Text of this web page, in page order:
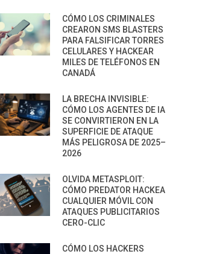
CÓMO LOS CRIMINALES
CREARON SMS BLASTERS
PARA FALSIFICAR TORRES
CELULARES Y HACKEAR
MILES DE TELÉFONOS EN
CANADÁ
LA BRECHA INVISIBLE:
CÓMO LOS AGENTES DE IA
SE CONVIRTIERON EN LA
SUPERFICIE DE ATAQUE
MÁS PELIGROSA DE 2025–
2026
OLVIDA METASPLOIT:
CÓMO PREDATOR HACKEA
CUALQUIER MÓVIL CON
ATAQUES PUBLICITARIOS
CERO-CLIC
CÓMO LOS HACKERS